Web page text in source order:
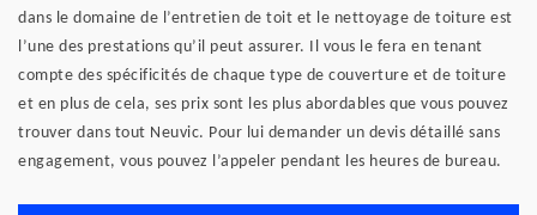
dans le domaine de l’entretien de toit et le nettoyage de toiture est
l’une des prestations qu’il peut assurer. Il vous le fera en tenant
compte des spécificités de chaque type de couverture et de toiture
et en plus de cela, ses prix sont les plus abordables que vous pouvez
trouver dans tout Neuvic. Pour lui demander un devis détaillé sans
engagement, vous pouvez l’appeler pendant les heures de bureau.